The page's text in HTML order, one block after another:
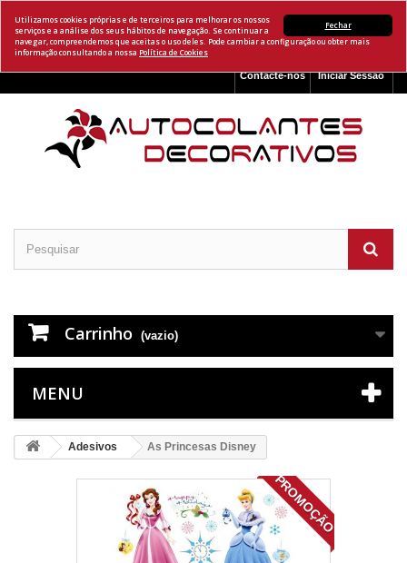
Fechar
Utilizamos cookies próprias e de terceiros para melhorar os nossos
serviços e a análise dos seus hábitos de navegação. Se continuar a
navegar, compreendemos que aceitas o uso deles. Pode cambiar a configuração ou obter mais
informação consultando a nossa Política de Cookies
Iniciar Sessão
Contacte-nos
Carrinho (vazio)
MENU
Adesivos As Princesas Disney
PROMOÇÃO